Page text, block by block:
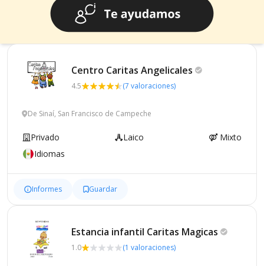
Centro Caritas Angelicales
4.5 (7 valoraciones)
De Sinaí, San Francisco de Campeche
Privado Laico
Mixto
Idiomas
Informes Guardar
Estancia infantil Caritas Magicas
1.0 (1 valoraciones)